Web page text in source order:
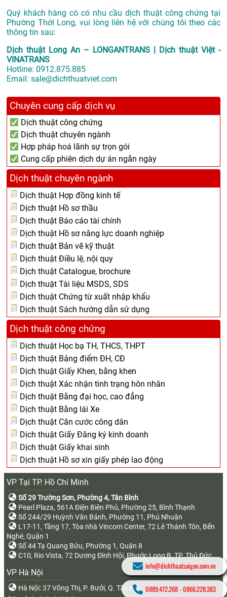
Quý khách hàng có có nhu cầu dịch thuật công chứng tại
Phường Thới Long, vui lòng liên hệ với chúng tôi theo các
thông tin sau:
Dịch thuật Long An – LONGANTRANS | Dịch thuật Việt -
VINATRANS
Hotline: 0912.875.885
Email: sale@dichthuatviet.com
Chuyên cung cấp dịch vụ
Dịch thuật công chứng
Dịch thuật chuyên ngành
Hợp pháp hoá lãnh sự trọn gói
Cung cấp phiên dịch dự án ngắn ngày
Dịch thuật chuyên ngành
Dịch thuật Hợp đồng kinh tế
Dịch thuật Hồ sơ thầu
Dịch thuật Báo cáo tài chính
Dịch thuật Hồ sơ năng lực doanh nghiệp
Dịch thuật Bản vẽ kỹ thuật
Dịch thuật Điều lệ, nội quy
Dịch thuật Catalogue, brochure
Dịch thuật Tài liệu MSDS, SDS
Dịch thuật Chứng từ xuất nhập khẩu
Dịch thuật Sách hướng dẫn sử dụng
Dịch thuật công chứng
Dịch thuật Học bạ TH, THCS, THPT
Dịch thuật Bảng điểm ĐH, CĐ
Dịch thuật Giấy Khen, bằng khen
Dịch thuật Xác nhận tình trạng hôn nhân
Dịch thuật Bằng đại học, cao đẳng
Dịch thuật Bằng lái Xe
Dịch thuật Căn cước công dân
Dịch thuật Giấy Đăng ký kinh doanh
Dịch thuật Giấy khai sinh
Dịch thuật Hồ sơ xin giấy phép lao động
VP Tại TP. Hồ Chí Minh
Số 29 Trường Sơn, Phường 4, Tân Bình
Pearl Plaza, 561A Điện Biên Phủ, Phường 25, Bình Thạnh
Số 244/29 Huỳnh Văn Bánh, Phường 11, Phú Nhuận
L17-11, Tầng 17, Tòa nhà Vincom Center, 72 Lê Thánh Tôn, Bến
Nghé, Quận 1
Số 44 Tạ Quang Bửu, Phường 1, Quận 8
C10, Rio Vista, 72 Dương Đình Hội, Phước Long B, TP. Thủ Đức
VP Hà Nội
Hà Nội: 37 Võng Thị, P. Bưởi, Q. Tây Hồ
info@dichthuatsaigon.com.vn
0889.472.268-0866.228.383